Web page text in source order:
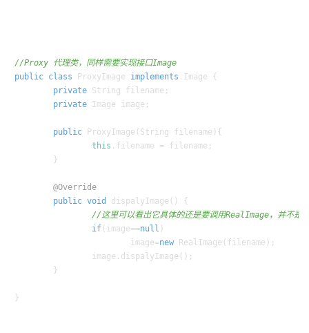
//Proxy 代理类，同样需要实现接口Image
public class ProxyImage implements Image {
private String filename;
private Image image;
public ProxyImage (String filename) {
this .filename = filename;
@Override
public void dispalyImage ()
{
//这里可以看出它具体的还是要调用RealImage，并不是
if (image==null )
			image=
new RealImage (filename);